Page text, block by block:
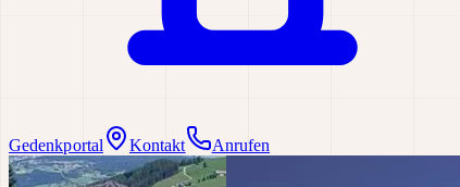
Gedenkportal Kontakt Anrufen